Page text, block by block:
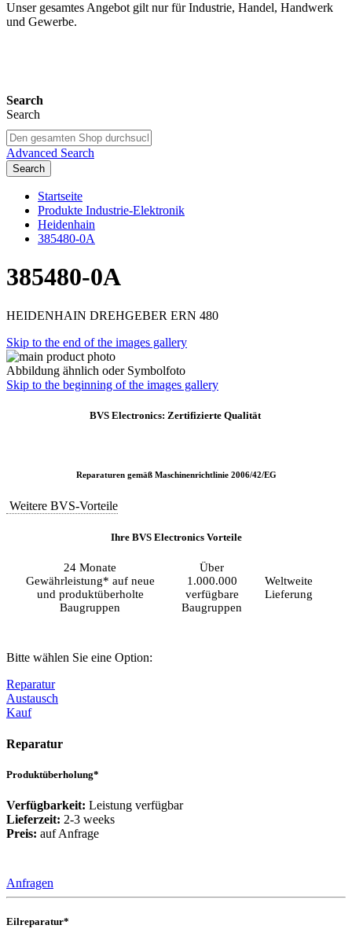
Unser gesamtes Angebot gilt nur für Industrie, Handel, Handwerk
und Gewerbe.
Search
Search
Advanced Search
Search
Startseite
Produkte Industrie-Elektronik
Heidenhain
385480-0A
385480-0A
HEIDENHAIN DREHGEBER ERN 480
Skip to the end of the images gallery
Abbildung ähnlich oder Symbolfoto
Skip to the beginning of the images gallery
BVS Electronics: Zertifizierte Qualität
Reparaturen gemäß Maschinenrichtlinie 2006/42/EG
Weitere BVS-Vorteile
Ihre BVS Electronics Vorteile
24 Monate
Gewährleistung* auf neue
und produktüberholte
Baugruppen
Über
1.000.000
verfügbare
Baugruppen
Weltweite
Lieferung
Bitte wählen Sie eine Option:
Reparatur
Austausch
Kauf
Reparatur
Produktüberholung*
Verfügbarkeit: Leistung verfügbar
Lieferzeit: 2-3 weeks
Preis: auf Anfrage
Anfragen
Eilreparatur*